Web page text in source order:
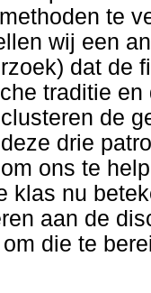
te
wij een
dat de
traditie
de
drie
ons te
klas nu
aan de
die te